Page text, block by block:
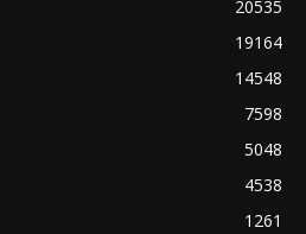
20535
19164
14548
7598
5048
4538
1261